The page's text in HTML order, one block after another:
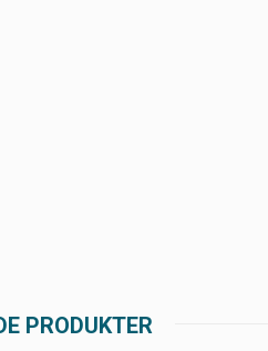
PRODUKTER